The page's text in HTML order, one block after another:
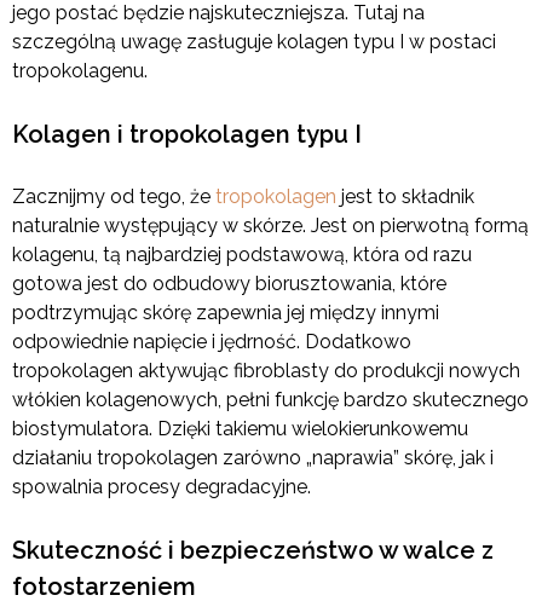
jego postać będzie najskuteczniejsza. Tutaj na
szczególną uwagę zasługuje kolagen typu I w postaci
tropokolagenu.
Kolagen i tropokolagen typu I
Zacznijmy od tego, że tropokolagen jest to składnik
naturalnie występujący w skórze. Jest on pierwotną formą
kolagenu, tą najbardziej podstawową, która od razu
gotowa jest do odbudowy biorusztowania, które
podtrzymując skórę zapewnia jej między innymi
odpowiednie napięcie i jędrność. Dodatkowo
tropokolagen aktywując fibroblasty do produkcji nowych
włókien kolagenowych, pełni funkcję bardzo skutecznego
biostymulatora. Dzięki takiemu wielokierunkowemu
działaniu tropokolagen zarówno „naprawia” skórę, jak i
spowalnia procesy degradacyjne.
Skuteczność i bezpieczeństwo w walce z
fotostarzeniem